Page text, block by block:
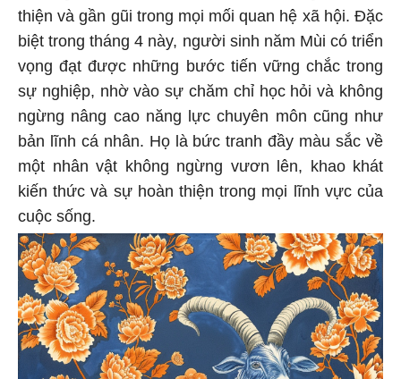
thiện và gần gũi trong mọi mối quan hệ xã hội. Đặc
biệt trong tháng 4 này, người sinh năm Mùi có triển
vọng đạt được những bước tiến vững chắc trong
sự nghiệp, nhờ vào sự chăm chỉ học hỏi và không
ngừng nâng cao năng lực chuyên môn cũng như
bản lĩnh cá nhân. Họ là bức tranh đầy màu sắc về
một nhân vật không ngừng vươn lên, khao khát
kiến thức và sự hoàn thiện trong mọi lĩnh vực của
cuộc sống.